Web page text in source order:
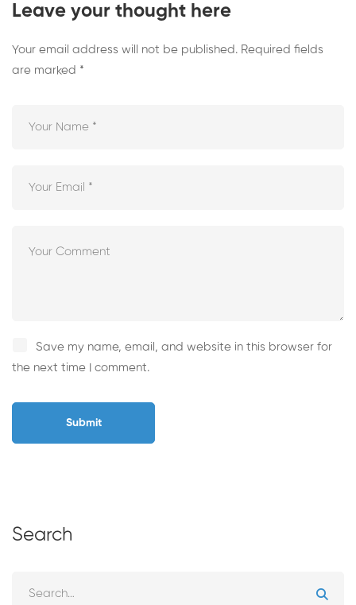
Leave your thought here
Your email address will not be published. Required fields
are marked *
Save my name, email, and website in this browser for
the next time I comment.
Search